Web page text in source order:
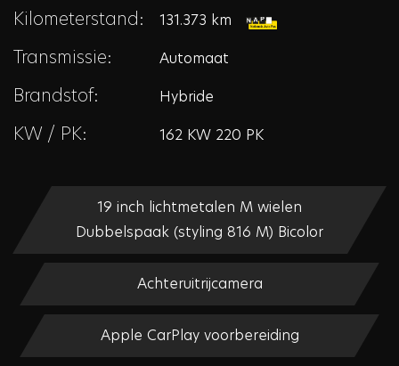
Kilometerstand: 131.373 km
Transmissie: Automaat
Brandstof: Hybride
KW / PK: 162 KW 220 PK
19 inch lichtmetalen M wielen
Dubbelspaak (styling 816 M) Bicolor
Achteruitrijcamera
Apple CarPlay voorbereiding